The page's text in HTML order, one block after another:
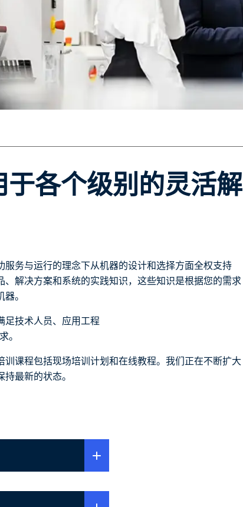
各个级别的灵活解
务与运行的理念下从机器的设计和选择方面全权支持
解决方案和系统的实践知识，这些知识是根据您的需求
。
足技术人员、应用工程
。
课程包括现场培训计划和在线教程。我们正在不断扩大
最新的状态。